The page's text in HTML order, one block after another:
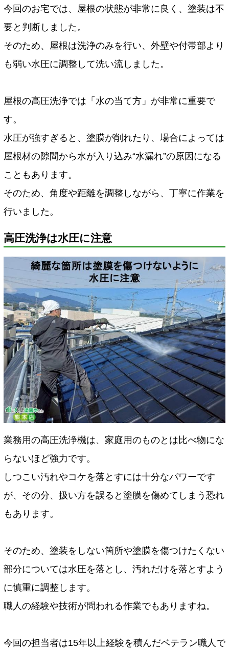
今回のお宅では、屋根の状態が非常に良く、塗装は不
要と判断しました。
そのため、屋根は洗浄のみを行い、外壁や付帯部より
も弱い水圧に調整して洗い流しました。
屋根の高圧洗浄では「水の当て方」が非常に重要で
す。
水圧が強すぎると、塗膜が削れたり、場合によっては
屋根材の隙間から水が入り込み“水漏れ”の原因になる
こともあります。
そのため、角度や距離を調整しながら、丁寧に作業を
行いました。
高圧洗浄は水圧に注意
業務用の高圧洗浄機は、家庭用のものとは比べ物にな
らないほど強力です。
しつこい汚れやコケを落とすには十分なパワーです
が、その分、扱い方を誤ると塗膜を傷めてしまう恐れ
もあります。
そのため、塗装をしない箇所や塗膜を傷つけたくない
部分については水圧を落とし、汚れだけを落とすよう
に慎重に調整します。
職人の経験や技術が問われる作業でもありますね。
今回の担当者は15年以上経験を積んだベテラン職人で